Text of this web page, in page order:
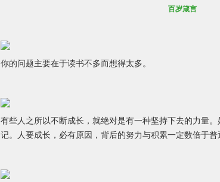
百岁箴言
你的问题主要在于读书不多而想得太多。
有些人之所以不断成长，就绝对是有一种坚持下去的力量
记。人要成长，必有原因，背后的努力与积累一定数倍于普